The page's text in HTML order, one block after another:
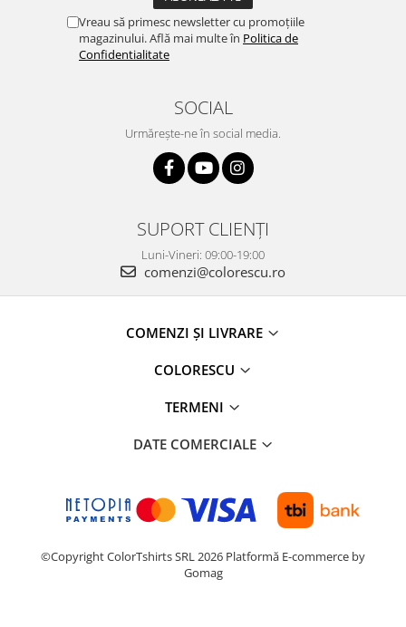
Vreau să primesc newsletter cu promoțiile
magazinului. Află mai multe în Politica de
Confidentialitate
SOCIAL
Urmărește-ne în social media.
SUPORT CLIENȚI
Luni-Vineri: 09:00-19:00
comenzi@colorescu.ro
COMENZI ȘI LIVRARE
COLORESCU
TERMENI
DATE COMERCIALE
©Copyright ColorTshirts SRL 2026 Platformă E-commerce by
Gomag